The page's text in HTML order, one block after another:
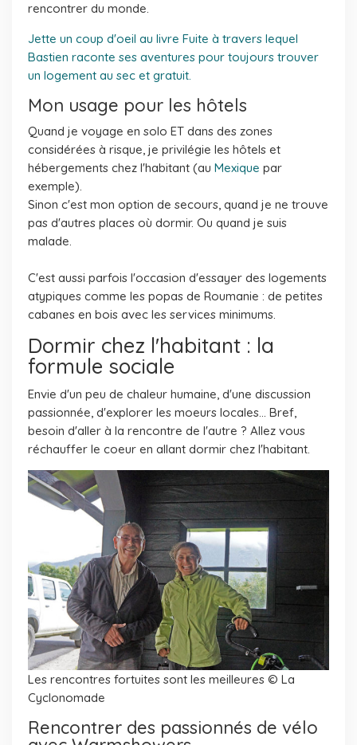
rencontrer du monde.
Jette un coup d'oeil au livre Fuite à travers lequel
Bastien raconte ses aventures pour toujours trouver
un logement au sec et gratuit.
Mon usage pour les hôtels
Quand je voyage en solo ET dans des zones
considérées à risque, je privilégie les hôtels et
hébergements chez l'habitant (au Mexique par
exemple).
Sinon c'est mon option de secours, quand je ne trouve
pas d'autres places où dormir. Ou quand je suis
malade.
C'est aussi parfois l'occasion d'essayer des logements
atypiques comme les popas de Roumanie : de petites
cabanes en bois avec les services minimums.
Dormir chez l'habitant : la
formule sociale
Envie d'un peu de chaleur humaine, d'une discussion
passionnée, d'explorer les moeurs locales... Bref,
besoin d'aller à la rencontre de l'autre ? Allez vous
réchauffer le coeur en allant dormir chez l'habitant.
Les rencontres fortuites sont les meilleures © La
Cyclonomade
Rencontrer des passionnés de vélo